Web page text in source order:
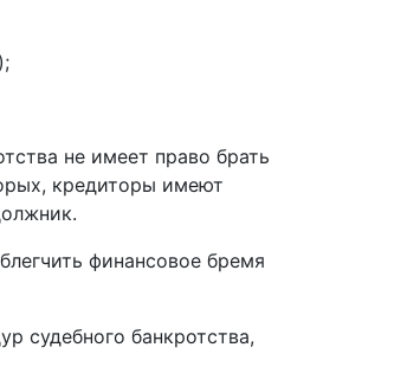
не имеет право брать
кредиторы имеют
финансовое бремя
судебного банкротства,